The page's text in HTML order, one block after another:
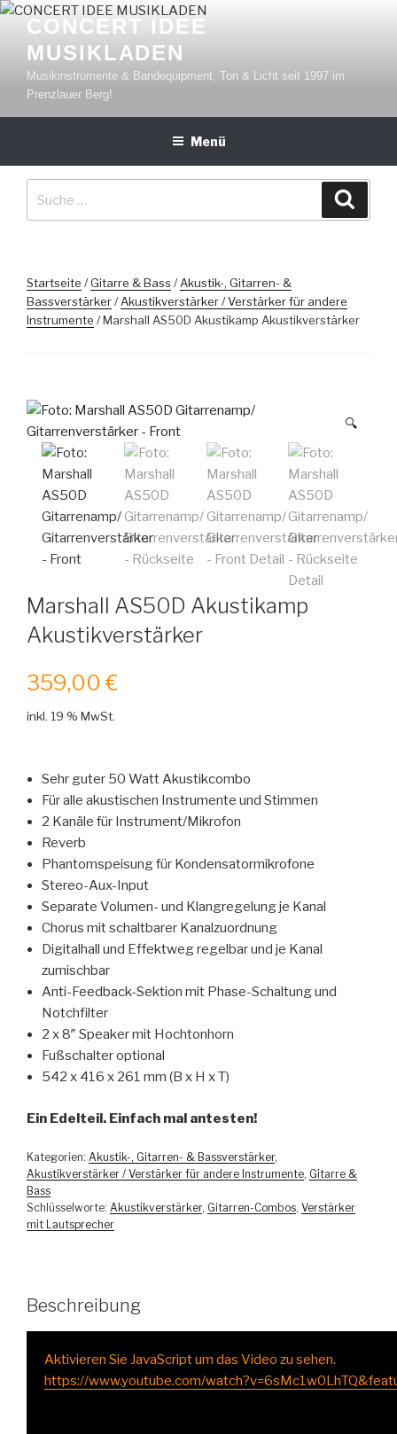
Zum
Inhalt
springen
CONCERT IDEE
MUSIKLADEN
Musikinstrumente & Bandequipment, Ton & Licht seit 1997 im
Prenzlauer Berg!
Menü
Startseite /Gitarre & Bass /Akustik-, Gitarren- &
Bassverstärker/Akustikverstärker / Verstärker für andere
Instrumente / Marshall AS50D Akustikamp Akustikverstärker
🔍
Marshall AS50D Akustikamp
Akustikverstärker
359,00 €
inkl. 19 % MwSt.
Sehr guter 50 Watt Akustikcombo
Für alle akustischen Instrumente und Stimmen
2 Kanäle für Instrument/Mikrofon
Reverb
Phantomspeisung für Kondensatormikrofone
Stereo-Aux-Input
Separate Volumen- und Klangregelung je Kanal
Chorus mit schaltbarer Kanalzuordnung
Digitalhall und Effektweg regelbar und je Kanal
zumischbar
Anti-Feedback-Sektion mit Phase-Schaltung und
Notchfilter
2 x 8″ Speaker mit Hochtonhorn
Fußschalter optional
542 x 416 x 261 mm (B x H x T)
Ein Edelteil. Einfach mal antesten!
Kategorien: Akustik-, Gitarren- & Bassverstärker,
Akustikverstärker / Verstärker für andere Instrumente, Gitarre &
Bass
Schlüsselworte: Akustikverstärker, Gitarren-Combos, Verstärker
mit Lautsprecher
Beschreibung
Aktivieren Sie JavaScript um das Video zu sehen.
https://www.youtube.com/